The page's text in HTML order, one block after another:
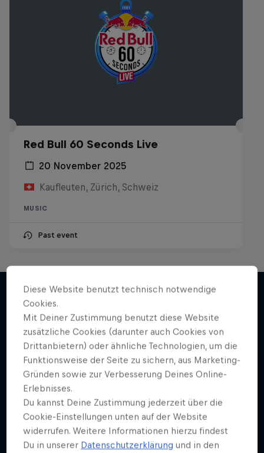
Red Bull 60 Seconds Live
20 November 2025
Kaufleuten, Zürich, Schweiz
MUSIC
Past event
Mehr davon
Diese Website benutzt technisch notwendige
Cookies.
Mit Deiner Zustimmung benutzt diese Website
zusätzliche Cookies (darunter auch Cookies von
Drittanbietern) oder ähnliche Technologien, um die
Funktionsweise der Seite zu sichern, aus Marketing-
Gründen sowie zur Verbesserung Deines Online-
Erlebnisses.
Du kannst Deine Zustimmung jederzeit über die
Cookie-Einstellungen unten auf der Website
widerrufen. Weitere Informationen hierzu findest
Du in unserer Datenschutzerklärung und in den